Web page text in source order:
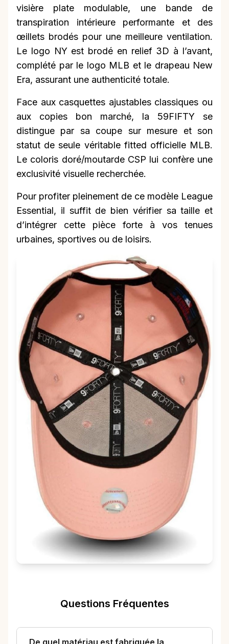
visière plate modulable, une bande de
transpiration intérieure performante et des
œillets brodés pour une meilleure ventilation.
Le logo NY est brodé en relief 3D à l’avant,
complété par le logo MLB et le drapeau New
Era, assurant une authenticité totale.
Face aux casquettes ajustables classiques ou
aux copies bon marché, la 59FIFTY se
distingue par sa coupe sur mesure et son
statut de seule véritable fitted officielle MLB.
Le coloris doré/moutarde CSP lui confère une
exclusivité visuelle recherchée.
Pour profiter pleinement de ce modèle League
Essential, il suffit de bien vérifier sa taille et
d’intégrer cette pièce forte à vos tenues
urbaines, sportives ou de loisirs.
Questions Fréquentes
De quel matériau est fabriquée la